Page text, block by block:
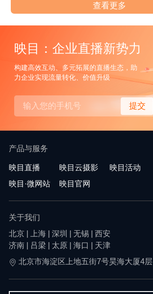
查看更多
映目：企业直播新势力
构建高效互动、多元拓展的直播生态，助
力企业实现流量转化、价值升级
提交
产品与服务
映目直播 映目云摄影 映目活动
映目·微网站
映目官网
关于我们
北京 | 上海 | 深圳 | 无锡 | 西安
济南 | 吕梁 | 太原 | 海口 | 天津
北京市海淀区上地五街7号昊海大厦4层